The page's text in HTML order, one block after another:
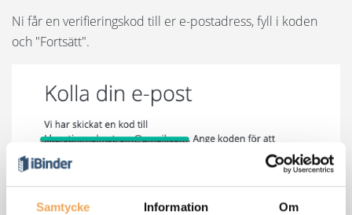
Samtycke Information Om
Ni får en verifieringskod till er e-postadress, fyll i koden
och "Fortsätt".